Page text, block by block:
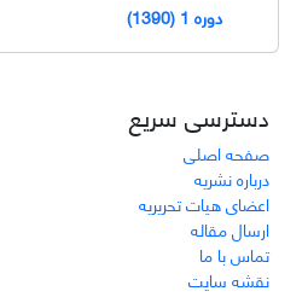
دوره 1 (1390)
دسترسی سریع
صفحه اصلی
درباره نشریه
اعضای هیات تحریریه
ارسال مقاله
تماس با ما
نقشه سایت